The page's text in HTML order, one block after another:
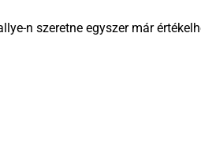
n szeretne egyszer már